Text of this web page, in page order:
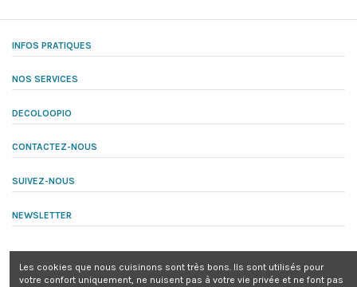
INFOS PRATIQUES
NOS SERVICES
DECOLOOPIO
CONTACTEZ-NOUS
SUIVEZ-NOUS
NEWSLETTER
Les cookies que nous cuisinons sont très bons. Ils sont utilisés pour
votre confort uniquement, ne nuisent pas à votre vie privée et ne font pas